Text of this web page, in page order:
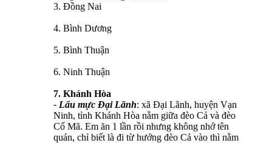
3. Đồng Nai
4. Bình Dương
5. Bình Thuận
6. Ninh Thuận
7. Khánh Hòa
- Lẩu mực Đại Lãnh: xã Đại Lãnh, huyện Vạn
Ninh, tỉnh Khánh Hòa nằm giữa đèo Cả và đèo
Cổ Mã. Em ăn 1 lần rồi nhưng không nhớ tên
quán, chỉ biết là đi từ hướng đèo Cả vào thì nằm